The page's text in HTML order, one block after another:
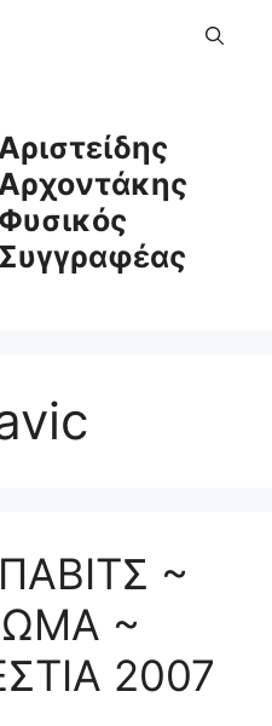
Αριστείδης
Αρχοντάκης
Φυσικός
Συγγραφέας
~
~
2007